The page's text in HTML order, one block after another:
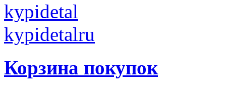
kypidetal
kypidetalru
Корзина покупок